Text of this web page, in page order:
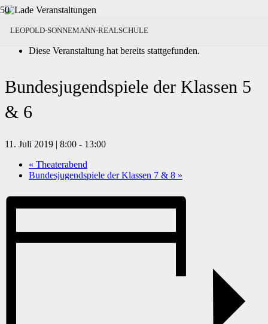
LEOPOLD-SONNEMANN-REALSCHULE
« Alle Veranstaltungen
Diese Veranstaltung hat bereits stattgefunden.
Bundesjugendspiele der Klassen 5
& 6
11. Juli 2019 | 8:00 - 13:00
« Theaterabend
Bundesjugendspiele der Klassen 7 & 8 »